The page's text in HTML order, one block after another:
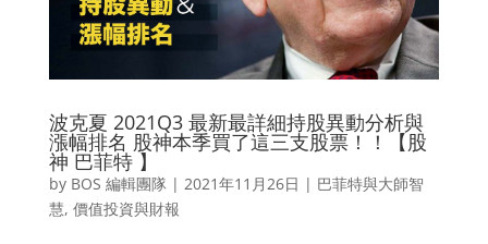
波克夏 2021Q3 最新最詳細持股異動分析與
漲幅排名 股神本季買了這三支股票！！【股
神 巴菲特 】
by BOS 編輯團隊| 2021年11月26日 | 巴菲特與大師智
慧, 價值投資與財報